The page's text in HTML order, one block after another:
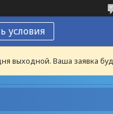
условия
выходной. Ваша заявка